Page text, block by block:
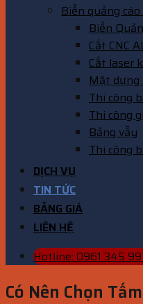
Biển quảng
Biển
Cắt CNC
Cắt laser
Mặt dựng
Thi công
Thi công
Bảng vẫy
Thi công
DỊCH VỤ
TIN TỨC
BẢNG GIÁ
LIÊN HỆ
Hotline: 0961 345
Có Nên Chọn